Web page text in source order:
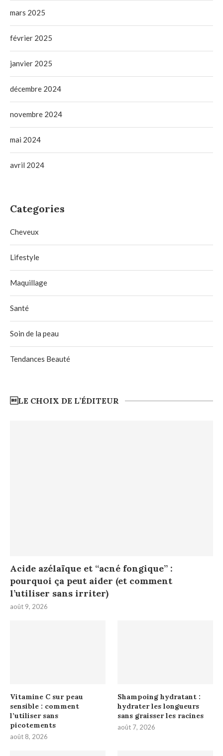
mars 2025
février 2025
janvier 2025
décembre 2024
novembre 2024
mai 2024
avril 2024
Categories
Cheveux
Lifestyle
Maquillage
Santé
Soin de la peau
Tendances Beauté
LE CHOIX DE L’ÉDITEUR
Acide azélaïque et “acné fongique” :
pourquoi ça peut aider (et comment
l’utiliser sans irriter)
août 9, 2026
Vitamine C sur peau
sensible : comment
l’utiliser sans
picotements
août 8, 2026
Shampoing hydratant :
hydrater les longueurs
sans graisser les racines
août 7, 2026